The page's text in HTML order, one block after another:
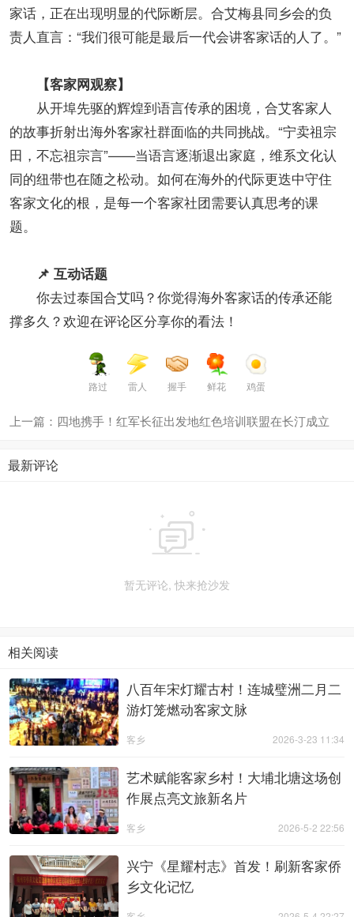
家话，正在出现明显的代际断层。合艾梅县同乡会的负
责人直言：“我们很可能是最后一代会讲客家话的人了。”
【客家网观察】
从开埠先驱的辉煌到语言传承的困境，合艾客家人
的故事折射出海外客家社群面临的共同挑战。“宁卖祖宗
田，不忘祖宗言”——当语言逐渐退出家庭，维系文化认
同的纽带也在随之松动。如何在海外的代际更迭中守住
客家文化的根，是每一个客家社团需要认真思考的课
题。
📌 互动话题
你去过泰国合艾吗？你觉得海外客家话的传承还能
撑多久？欢迎在评论区分享你的看法！
路过 雷人 握手 鲜花 鸡蛋
上一篇：四地携手！红军长征出发地红色培训联盟在长汀成立
最新评论

暂无评论, 快来抢沙发
相关阅读
八百年宋灯耀古村！连城璧洲二月二
游灯笼燃动客家文脉
2026-3-23 11:34
客乡
艺术赋能客家乡村！大埔北塘这场创
作展点亮文旅新名片
2026-5-2 22:56
客乡
兴宁《星耀村志》首发！刷新客家侨
乡文化记忆